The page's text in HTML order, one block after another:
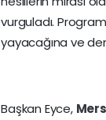
vurguladı.
yayacağına ve
Başkan Eyce,